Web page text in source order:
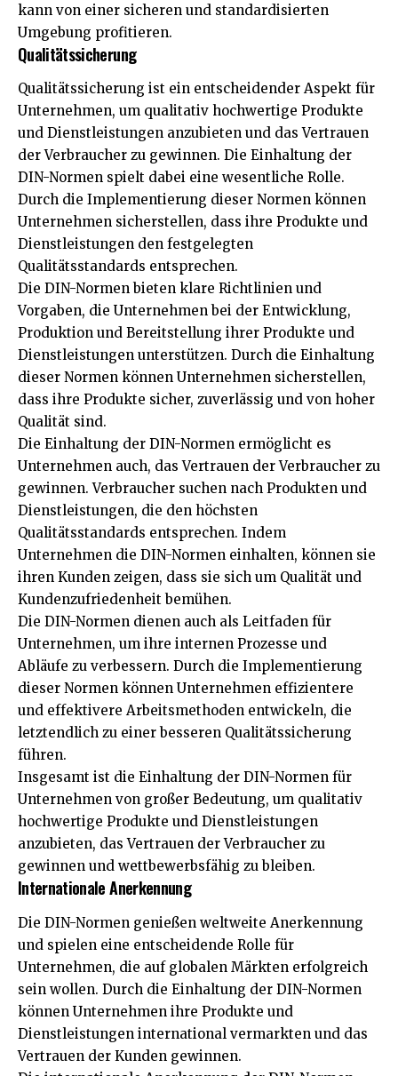
kann von einer sicheren und standardisierten
Umgebung profitieren.
Qualitätssicherung
Qualitätssicherung ist ein entscheidender Aspekt für
Unternehmen, um qualitativ hochwertige Produkte
und Dienstleistungen anzubieten und das Vertrauen
der Verbraucher zu gewinnen. Die Einhaltung der
DIN-Normen spielt dabei eine wesentliche Rolle.
Durch die Implementierung dieser Normen können
Unternehmen sicherstellen, dass ihre Produkte und
Dienstleistungen den festgelegten
Qualitätsstandards entsprechen.
Die DIN-Normen bieten klare Richtlinien und
Vorgaben, die Unternehmen bei der Entwicklung,
Produktion und Bereitstellung ihrer Produkte und
Dienstleistungen unterstützen. Durch die Einhaltung
dieser Normen können Unternehmen sicherstellen,
dass ihre Produkte sicher, zuverlässig und von hoher
Qualität sind.
Die Einhaltung der DIN-Normen ermöglicht es
Unternehmen auch, das Vertrauen der Verbraucher zu
gewinnen. Verbraucher suchen nach Produkten und
Dienstleistungen, die den höchsten
Qualitätsstandards entsprechen. Indem
Unternehmen die DIN-Normen einhalten, können sie
ihren Kunden zeigen, dass sie sich um Qualität und
Kundenzufriedenheit bemühen.
Die DIN-Normen dienen auch als Leitfaden für
Unternehmen, um ihre internen Prozesse und
Abläufe zu verbessern. Durch die Implementierung
dieser Normen können Unternehmen effizientere
und effektivere Arbeitsmethoden entwickeln, die
letztendlich zu einer besseren Qualitätssicherung
führen.
Insgesamt ist die Einhaltung der DIN-Normen für
Unternehmen von großer Bedeutung, um qualitativ
hochwertige Produkte und Dienstleistungen
anzubieten, das Vertrauen der Verbraucher zu
gewinnen und wettbewerbsfähig zu bleiben.
Internationale Anerkennung
Die DIN-Normen genießen weltweite Anerkennung
und spielen eine entscheidende Rolle für
Unternehmen, die auf globalen Märkten erfolgreich
sein wollen. Durch die Einhaltung der DIN-Normen
können Unternehmen ihre Produkte und
Dienstleistungen international vermarkten und das
Vertrauen der Kunden gewinnen.